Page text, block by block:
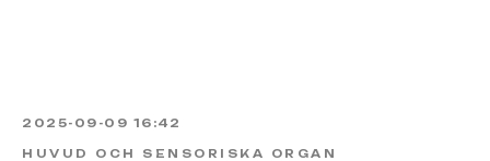
2025-09-09 16:42
HUVUD OCH SENSORISKA ORGAN